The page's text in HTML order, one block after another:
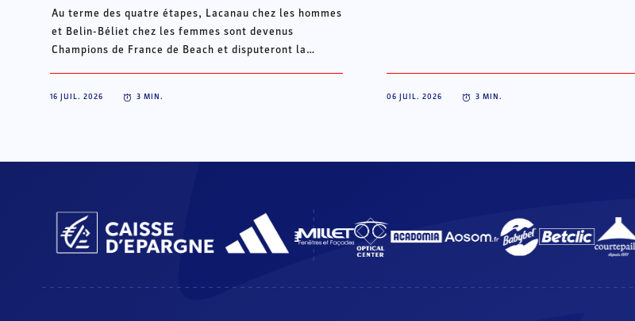
Au terme des quatre étapes, Lacanau chez les hommes
et Belin-Béliet chez les femmes sont devenus
Champions de France de Beach et disputeront la
16 JUIL. 2026 3 MIN. 06 JUIL. 2026 3 MIN.